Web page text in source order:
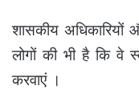
शासकीय अधिकारियों
लोगों की भी है कि
करवाएं ।